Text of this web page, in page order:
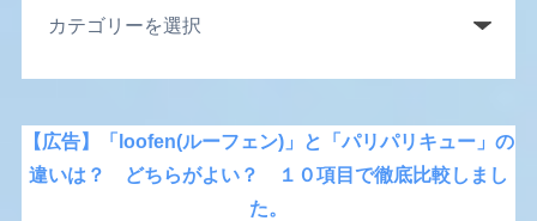
【広告】「loofen(ルーフェン)」と「パリパリキュー」の
違いは？ どちらがよい？ １０項目で徹底比較しまし
た。